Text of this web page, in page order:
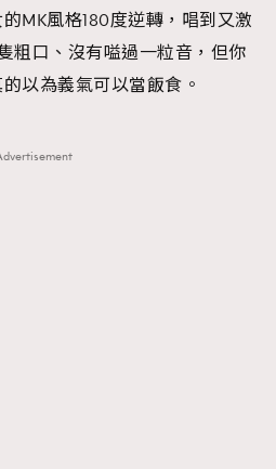
DressLikeAParisienne
FigaroAesthetic
MK風格180度逆轉，唱到又激
粗口、沒有嗌過一粒音，但你
以為義氣可以當飯食。